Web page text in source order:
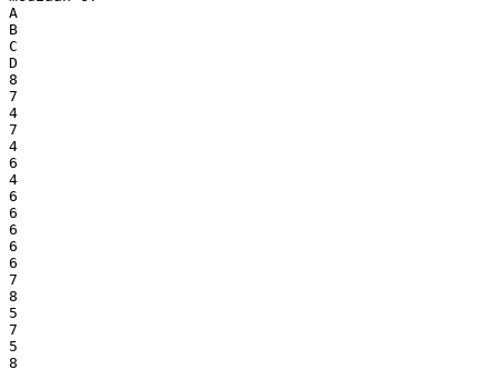
A
B
C
D
8
7
4
7
4
6
4
6
6
6
6
6
7
8
5
7
5
8